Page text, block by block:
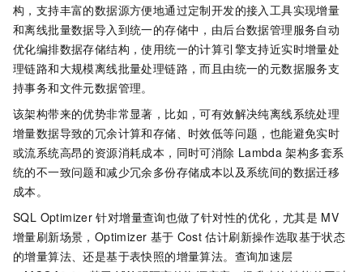
构，支持丰富的数据源方便地通过定制开发的接入工具实现增量
和离线批量数据导入到统一的存储中，由后台数据管理服务自动
优化编排数据存储结构，使用统一的计算引擎支持近实时增量处
理链路和大规模离线批量处理链路，而且由统一的元数据服务支
持事务和文件元数据管理。
该架构带来的优势非常显著，比如，可有效解决纯离线系统处理
增量数据导致的冗余计算和存储、时效低等问题，也能避免实时
或流系统高昂的资源消耗成本，同时可消除 Lambda 架构多套系
统的不一致问题和减少冗余多份存储成本以及系统间的数据迁移
成本。
SQL Optimizer 针对增量查询也做了针对性的优化，尤其是 MV
增量刷新场景，Optimizer 基于 Cost 估计刷新操作选取基于状态
的增量算法、还是基于表快照的增量算法。查询加速层